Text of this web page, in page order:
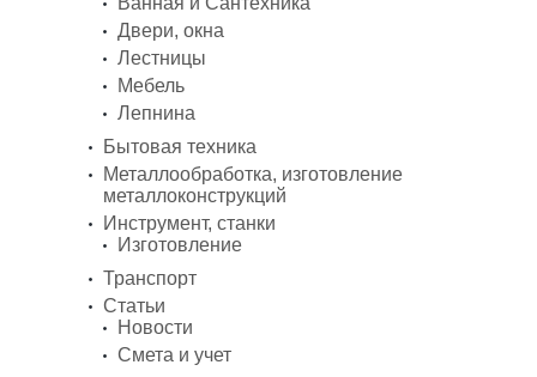
Двери, окна
Лестницы
Мебель
Лепнина
Бытовая техника
Металлообработка, изготовление
металлоконструкций
Инструмент, станки
Изготовление
Транспорт
Статьи
Новости
Смета и учет